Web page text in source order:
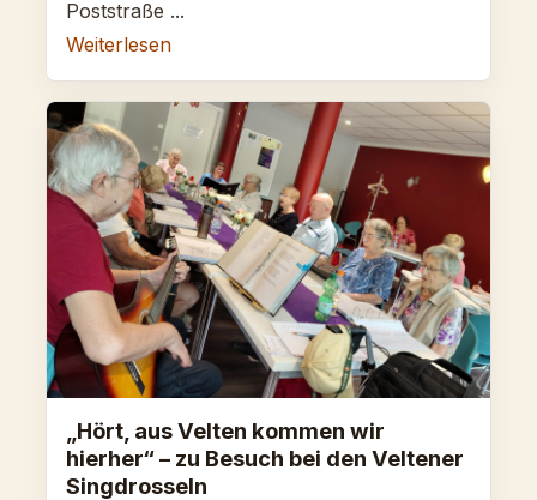
Poststraße ...
Weiterlesen
„Hört, aus Velten kommen wir
hierher“ – zu Besuch bei den Veltener
Singdrosseln